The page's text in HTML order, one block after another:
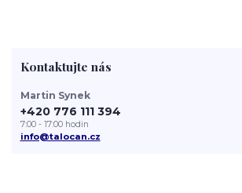
Kontaktujte nás
Martin Synek
+420 776 111 394
7:00 - 17:00 hodin
info@talocan.cz